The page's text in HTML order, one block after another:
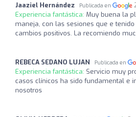
Jaaziel Hernández Publicada en
Experiencia fantástica: Muy buena la
maneja, con las sesiones que e
cambios positivos. La recomiendo
REBECA SEDANO LUJAN Publicada en
Experiencia fantástica: Servicio muy
casos clínicos ha sido fundamental e
nosotros